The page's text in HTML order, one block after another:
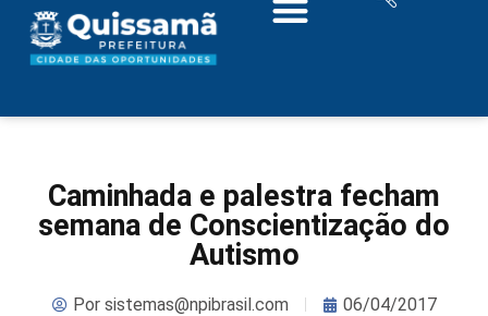
Caminhada e palestra fecham
semana de Conscientização do
Autismo
Porsistemas@npibrasil.com 06/04/2017